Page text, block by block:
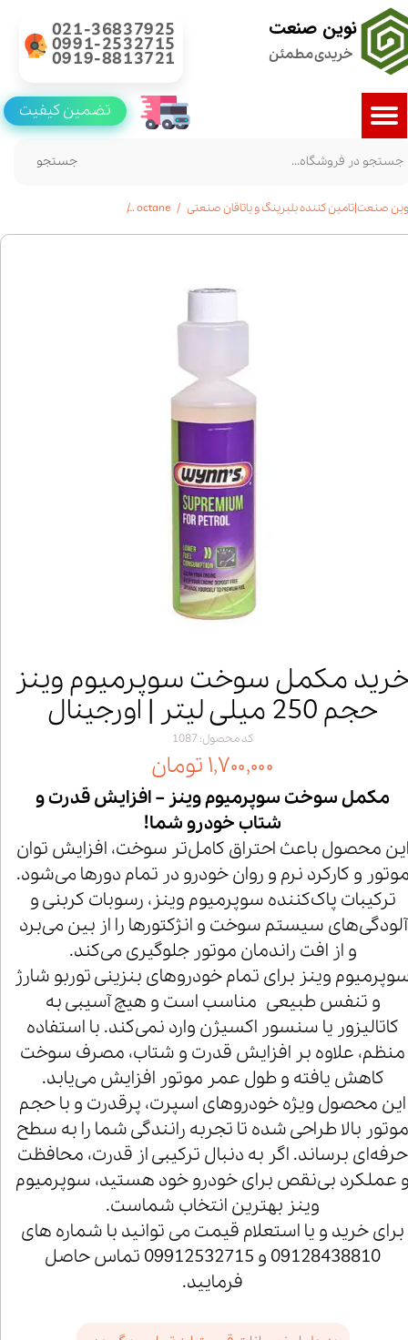
نوین صنعت
خریدی مطمئن
021-36837925
0991-2532715
0919-8813721
جستجو
تضمین کیفیت
صنعت|تامین کننده بلبرینگ و یاتاقان صنعتی octane
مکمل سوخت سوپرمیوم وینز
حجم 250 میلی لیتر | اورجینال
کد محصول: 1087
۱,۷۰۰,۰۰۰ تومان
مکمل سوخت سوپرمیوم وینز – افزایش قدرت و
شتاب خودرو شما!
محصول باعث احتراق کامل‌تر سوخت، افزایش توان
و کارکرد نرم و روان خودرو در تمام دورها می‌شود.
ترکیبات پاک‌کننده سوپرمیوم وینز، رسوبات کربنی و
آلودگی‌های سیستم سوخت و انژکتورها را از بین می‌برد
و از افت راندمان موتور جلوگیری می‌کند.
وینز برای تمام خودروهای بنزینی توربو شارژ
و تنفس طبیعی مناسب است و هیچ آسیبی به
کاتالیزور یا سنسور اکسیژن وارد نمی‌کند. با استفاده
منظم، علاوه بر افزایش قدرت و شتاب، مصرف سوخت
کاهش یافته و طول عمر موتور افزایش می‌یابد.
این محصول ویژه خودروهای اسپرت، پرقدرت و با حجم
بالا طراحی شده تا تجربه رانندگی شما را به سطح
حرفه‌ای برساند. اگر به دنبال ترکیبی از قدرت، محافظت
عملکرد بی‌نقص برای خودرو خود هستید، سوپرمیوم
وینز بهترین انتخاب شماست.
برای خرید و یا استعلام قیمت می توانید با شماره های
09128438810 و 09912532715 تماس حاصل
فرمایید.